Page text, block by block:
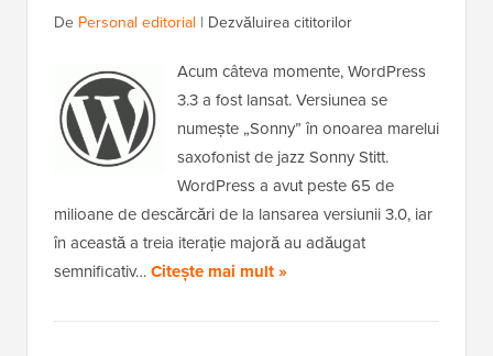
De Personal editorial | Dezvăluirea cititorilor
Acum câteva momente, WordPress
3.3 a fost lansat. Versiunea se
numește „Sonny” în onoarea marelui
saxofonist de jazz Sonny Stitt.
WordPress a avut peste 65 de
milioane de descărcări de la lansarea versiunii 3.0, iar
în această a treia iterație majoră au adăugat
semnificativ…Citește mai mult »